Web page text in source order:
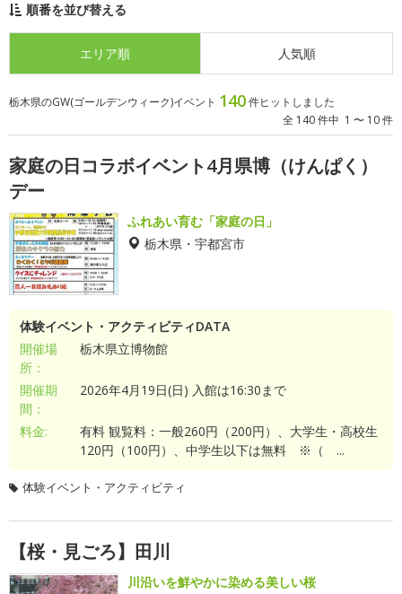
順番を並び替える
エリア順 人気順
栃木県のGW(ゴールデンウィーク)イベント 140件ヒットしました
全 140 件中 1 〜 10 件
家庭の日コラボイベント4月県博（けんぱく）
デー
ふれあい育む「家庭の日」
栃木県・宇都宮市
体験イベント・アクティビティDATA
開催場
所：
栃木県立博物館
開催期
間：
2026年4月19日(日) 入館は16:30まで
料金:
有料 観覧料：一般260円（200円）、大学生・高校生
120円（100円）、中学生以下は無料 ※（ ...
体験イベント・アクティビティ
【桜・見ごろ】田川
川沿いを鮮やかに染める美しい桜